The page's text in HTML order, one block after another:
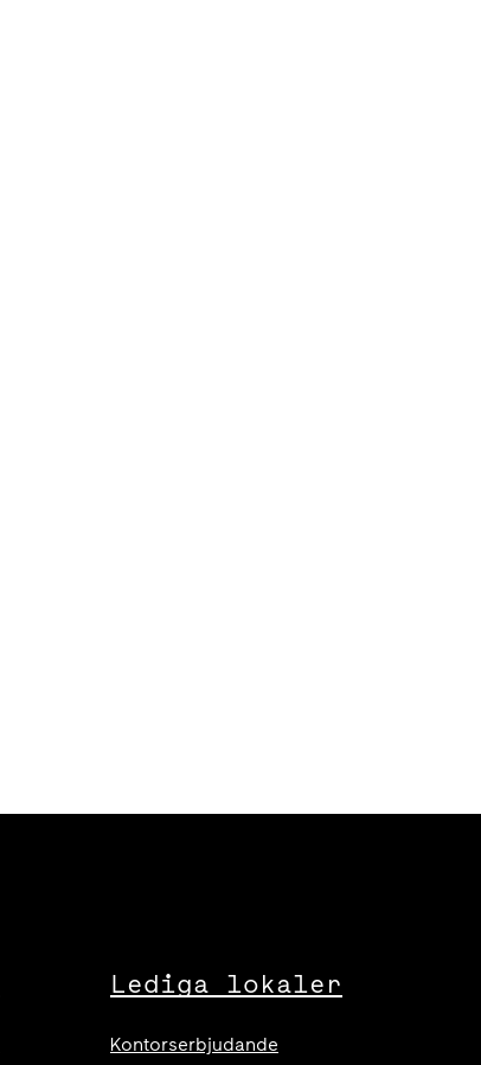
Lediga lokaler
Kontorserbjudande